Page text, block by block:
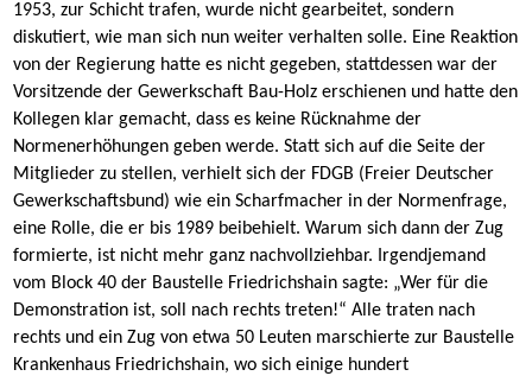
1953, zur Schicht trafen, wurde nicht gearbeitet, sondern
diskutiert, wie man sich nun weiter verhalten solle. Eine Reaktion
von der Regierung hatte es nicht gegeben, stattdessen war der
Vorsitzende der Gewerkschaft Bau-Holz erschienen und hatte den
Kollegen klar gemacht, dass es keine Rücknahme der
Normenerhöhungen geben werde. Statt sich auf die Seite der
Mitglieder zu stellen, verhielt sich der FDGB (Freier Deutscher
Gewerkschaftsbund) wie ein Scharfmacher in der Normenfrage,
eine Rolle, die er bis 1989 beibehielt. Warum sich dann der Zug
formierte, ist nicht mehr ganz nachvollziehbar. Irgendjemand
vom Block 40 der Baustelle Friedrichshain sagte: „Wer für die
Demonstration ist, soll nach rechts treten!“ Alle traten nach
rechts und ein Zug von etwa 50 Leuten marschierte zur Baustelle
Krankenhaus Friedrichshain, wo sich einige hundert